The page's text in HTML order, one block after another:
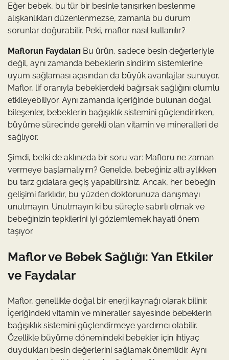
Eğer bebek, bu tür bir besinle tanışırken beslenme
alışkanlıkları düzenlenmezse, zamanla bu durum
sorunlar doğurabilir. Peki, maflor nasıl kullanılır?
Maflorun Faydaları Bu ürün, sadece besin değerleriyle
değil, aynı zamanda bebeklerin sindirim sistemlerine
uyum sağlaması açısından da büyük avantajlar sunuyor.
Maflor, lif oranıyla bebeklerdeki bağırsak sağlığını olumlu
etkileyebiliyor. Aynı zamanda içeriğinde bulunan doğal
bileşenler, bebeklerin bağışıklık sistemini güçlendirirken,
büyüme sürecinde gerekli olan vitamin ve mineralleri de
sağlıyor.
Şimdi, belki de aklınızda bir soru var: Mafloru ne zaman
vermeye başlamalıyım? Genelde, bebeğiniz altı aylıkken
bu tarz gıdalara geçiş yapabilirsiniz. Ancak, her bebeğin
gelişimi farklıdır, bu yüzden doktorunuza danışmayı
unutmayın. Unutmayın ki bu süreçte sabırlı olmak ve
bebeğinizin tepkilerini iyi gözlemlemek hayati önem
taşıyor.
Maflor ve Bebek Sağlığı: Yan Etkiler
ve Faydalar
Maflor, genellikle doğal bir enerji kaynağı olarak bilinir.
İçeriğindeki vitamin ve mineraller sayesinde bebeklerin
bağışıklık sistemini güçlendirmeye yardımcı olabilir.
Özellikle büyüme dönemindeki bebekler için ihtiyaç
duydukları besin değerlerini sağlamak önemlidir. Aynı